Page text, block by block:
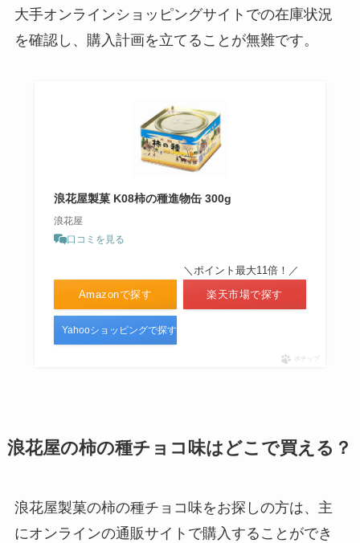
極上はちみつ紅茶 業務スーパーで
購入可能？値段はいくら？
大手オンラインショッピングサイトでの在庫状況
を確認し、購入計画を立てることが無難です。
浪花屋製菓 K08柿の種進物缶 300g
浪花屋
口コミを見る
Amazonで探す
＼ポイント最大11倍！／
楽天市場で探す
Yahooショッピングで探す
ポチップ
浪花屋の柿の種チョコ味はどこで買える？
浪花屋製菓の柿の種チョコ味をお探しの方は、主
にオンラインの通販サイトで購入することができ